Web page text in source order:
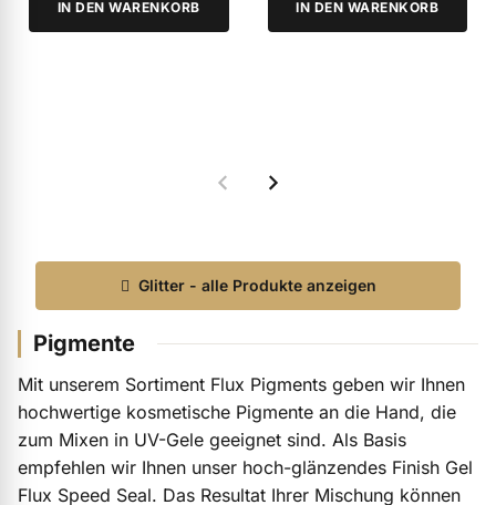
Nagellack & Flüssigkeiten anzeigen
NailArt anzeigen
Nagelfeilen, Werkzeuge, Tips & Zubehör anzeigen
Hygiene anzeigen
IN DEN WARENKORB IN DEN WARENKORB
Glitter - alle Produkte anzeigen
Pigmente
Mit unserem Sortiment Flux Pigments geben wir Ihnen
hochwertige kosmetische Pigmente an die Hand, die
zum Mixen in UV-Gele geeignet sind. Als Basis
empfehlen wir Ihnen unser hoch-glänzendes Finish Gel
Flux Speed Seal. Das Resultat Ihrer Mischung können